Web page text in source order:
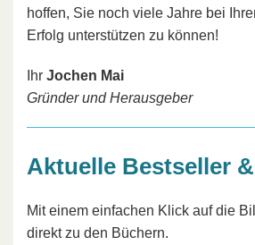
hoffen, Sie noch viele Jahre bei
Erfolg unterstützen zu können!
Ihr Jochen Mai
Gründer und Herausgeber
Aktuelle Bestseller
Mit einem einfachen Klick auf die
direkt zu den Büchern.